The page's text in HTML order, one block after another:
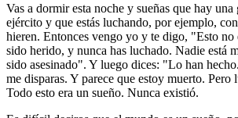
Vas a dormir esta noche y sueñas que hay una
ejército y que estás luchando, por ejemplo,
hieren. Entonces vengo yo y te digo, "Esto no
sido herido, y nunca has luchado. Nadie está
sido asesinado". Y luego dices: "Lo han
me disparas. Y parece que estoy muerto. Pero
Todo esto era un sueño. Nunca existió.